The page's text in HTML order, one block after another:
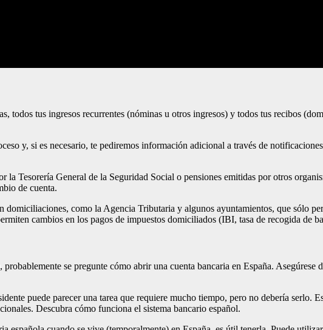
todos tus ingresos recurrentes (nóminas u otros ingresos) y todos tus recibos
y, si es necesario, te pediremos información adicional a través de
la Tesorería General de la Seguridad Social o pensiones emitidas por otros
de cuenta.
domiciliaciones, como la Agencia Tributaria y algunos ayuntamientos, que sólo
cambios en los pagos de impuestos domiciliados (IBI, tasa de recogida de
probablemente se pregunte cómo abrir una cuenta bancaria en España.
puede parecer una tarea que requiere mucho tiempo, pero no debería serlo.
Descubra cómo funciona el sistema bancario español.